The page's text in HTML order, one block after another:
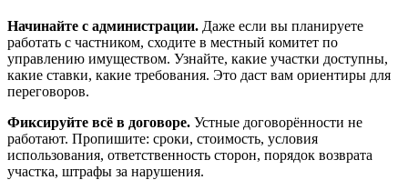
Начинайте с администрации. Даже если вы планируете
работать с частником, сходите в местный комитет по
управлению имуществом. Узнайте, какие участки доступны,
какие ставки, какие требования. Это даст вам ориентиры для
переговоров.
Фиксируйте всё в договоре. Устные договорённости не
работают. Пропишите: сроки, стоимость, условия
использования, ответственность сторон, порядок возврата
участка, штрафы за нарушения.